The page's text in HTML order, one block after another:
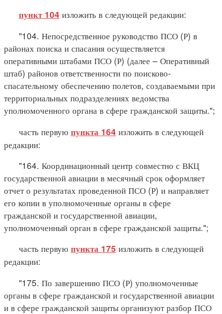
пункт 104 изложить в следующей редакции:
"104. Непосредственное руководство ПСО (Р) в
районах поиска и спасания осуществляется
оперативными штабами ПСО (Р) (далее – Оперативный
штаб) районов ответственности по поисково-
спасательному обеспечению полетов, создаваемыми при
территориальных подразделениях ведомства
уполномоченного органа в сфере гражданской защиты.";
часть первую пункта 164 изложить в следующей
редакции:
"164. Координационный центр совместно с ВКЦ
государственной авиации в месячный срок оформляет
отчет о результатах проведенной ПСО (Р) и направляет
его копии в уполномоченные органы в сфере
гражданской и государственной авиации,
уполномоченный орган в сфере гражданской защиты.";
часть первую пункта 175 изложить в следующей
редакции:
"175. По завершению ПСО (Р) уполномоченные
органы в сфере гражданской и государственной авиации
и в сфере гражданской защиты организуют разбор ПСО